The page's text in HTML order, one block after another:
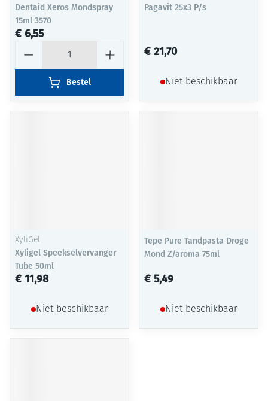
Dentaid Xeros Mondspray
15ml 3570
€ 6,55
Bestel
Pagavit 25x3 P/s
€ 21,70
Niet beschikbaar
XyliGel
Xyligel Speekselvervanger
Tube 50ml
€ 11,98
Niet beschikbaar
Tepe Pure Tandpasta Droge
Mond Z/aroma 75ml
€ 5,49
Niet beschikbaar